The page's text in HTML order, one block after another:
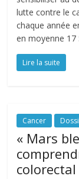
lutte contre le
chaque année
en moyenne 17
Lire la suite
Cancer
« Mars
colorectal